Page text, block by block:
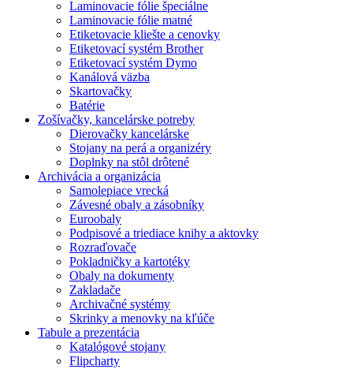
Laminovacie fólie špeciálne
Laminovacie fólie matné
Etiketovacie kliešte a cenovky
Etiketovací systém Brother
Etiketovací systém Dymo
Kanálová väzba
Skartovačky
Batérie
Zošívačky, kancelárske potreby
Dierovačky kancelárske
Stojany na perá a organizéry
Doplnky na stôl drôtené
Archivácia a organizácia
Samolepiace vrecká
Závesné obaly a zásobníky
Euroobaly
Podpisové a triediace knihy a aktovky
Rozraďovače
Pokladničky a kartotéky
Obaly na dokumenty
Zakladače
Archivačné systémy
Skrinky a menovky na kľúče
Tabule a prezentácia
Katalógové stojany
Flipcharty